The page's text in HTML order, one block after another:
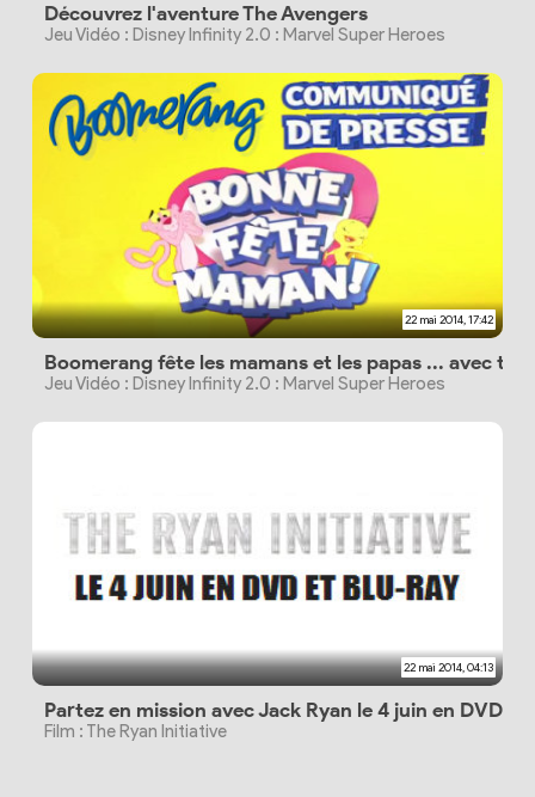
Découvrez l'aventure The Avengers
Jeu Vidéo : Disney Infinity 2.0 : Marvel Super Heroes
22 mai 2014, 17:42
Boomerang fête les mamans et les papas ... avec
Jeu Vidéo : Disney Infinity 2.0 : Marvel Super Heroes
22 mai 2014, 04:13
Partez en mission avec Jack Ryan le 4 juin en DVD et
Film : The Ryan Initiative